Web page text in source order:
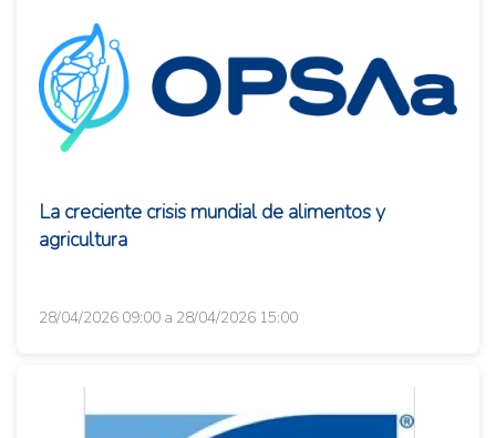
La creciente crisis mundial de alimentos y
agricultura
28/04/2026 09:00 a 28/04/2026 15:00